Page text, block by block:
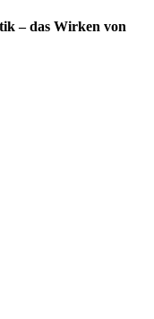
– das Wirken von